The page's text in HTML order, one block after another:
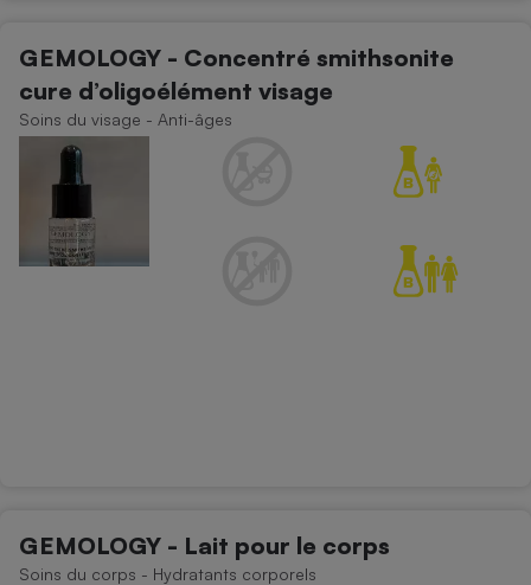
GEMOLOGY - Concentré smithsonite
cure d’oligoélément visage
Soins du visage - Anti-âges
GEMOLOGY - Lait pour le corps
Soins du corps - Hydratants corporels